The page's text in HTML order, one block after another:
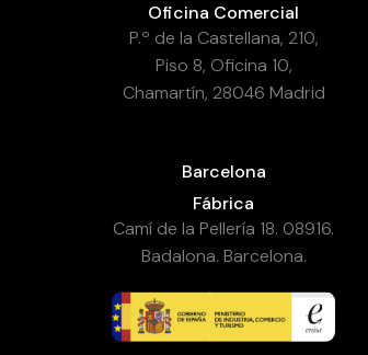
Oficina Comercial
P.º de la Castellana, 210,
Piso 8, Oficina 10,
Chamartín, 28046 Madrid
Barcelona
Fábrica
Camí de la Pellería 18. 08916.
Badalona. Barcelona.